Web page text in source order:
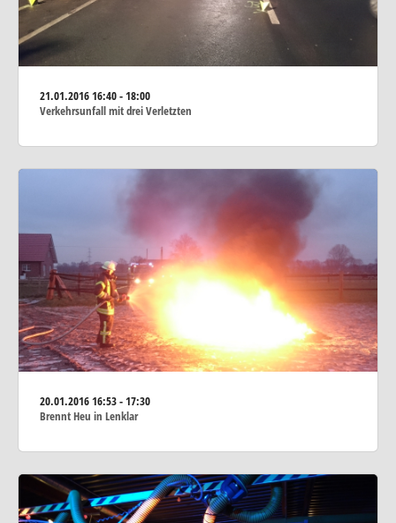
21.01.201616:40 - 18:00
Verkehrsunfall mit drei Verletzten
20.01.201616:53 - 17:30
Brennt Heu in Lenklar